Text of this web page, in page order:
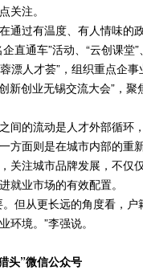
关注。
过有温度、有人情味的
通车”活动、“云创课堂
人才荟”，组织重点企事
创业无锡交流大会”，
的流动是人才外部循环
面则是在城市内部的重
关注城市品牌发展，不仅
就业市场的有效配置。
从更长远的角度看，户
境。”李强说。
头”微信公众号